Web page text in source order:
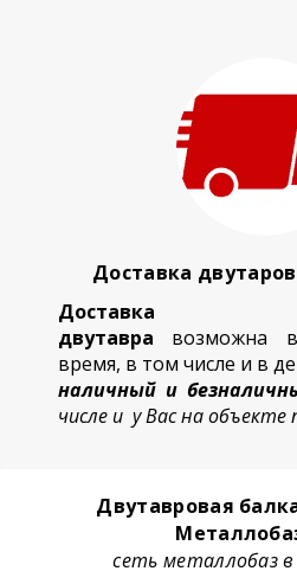
Доставка
Доставка
двутавра возможна
время, в том числе и в
наличный и
числе и у Вас на объекте
Двутавровая
сеть металлобаз